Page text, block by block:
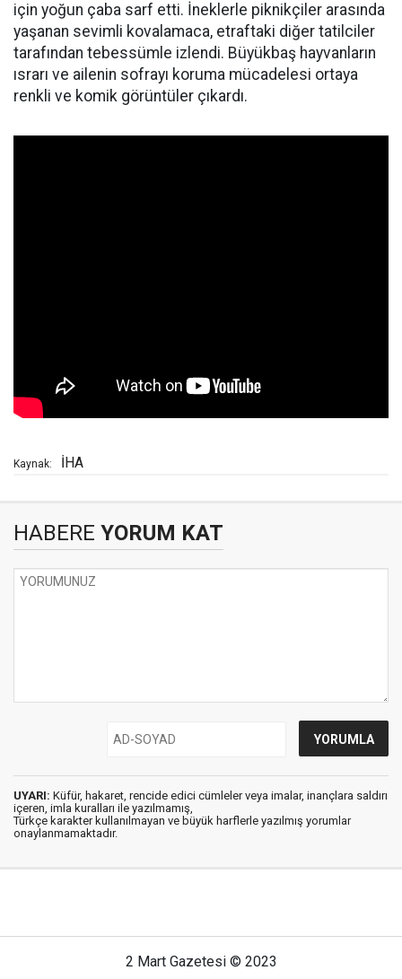
için yoğun çaba sarf etti. İneklerle piknikçiler arasında
yaşanan sevimli kovalamaca, etraftaki diğer tatilciler
tarafından tebessümle izlendi. Büyükbaş hayvanların
ısrarı ve ailenin sofrayı koruma mücadelesi ortaya
renkli ve komik görüntüler çıkardı.
Kaynak: İHA
HABERE YORUM KAT
UYARI: Küfür, hakaret, rencide edici cümleler veya imalar, inançlara saldırı
içeren, imla kuralları ile yazılmamış,
Türkçe karakter kullanılmayan ve büyük harflerle yazılmış yorumlar
onaylanmamaktadır.
2 Mart Gazetesi © 2023